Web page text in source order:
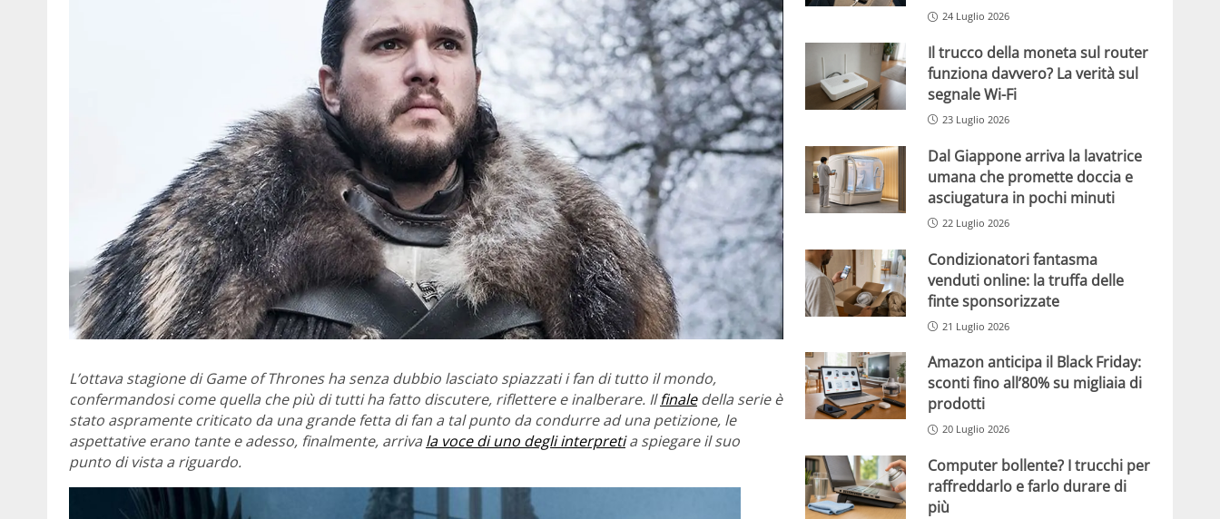
L’ottava stagione di Game of Thrones ha senza dubbio lasciato spiazzati i fan di tutto il mondo,
confermandosi come quella che più di tutti ha fatto discutere, riflettere e inalberare. Ilfinaledella serie è
stato aspramente criticato da una grande fetta di fan a tal punto da condurre ad una petizione, le
aspettative erano tante e adesso, finalmente, arriva la voce di uno degli interpretia spiegare il suo
punto di vista a riguardo.
24 Luglio 2026
Il trucco della moneta sul router
funziona davvero? La verità sul
segnale Wi-Fi
23 Luglio 2026
Dal Giappone arriva la lavatrice
umana che promette doccia e
asciugatura in pochi minuti
22 Luglio 2026
Condizionatori fantasma
venduti online: la truffa delle
finte sponsorizzate
21 Luglio 2026
Amazon anticipa il Black Friday:
sconti fino all’80% su migliaia di
prodotti
20 Luglio 2026
Computer bollente? I trucchi per
raffreddarlo e farlo durare di
più